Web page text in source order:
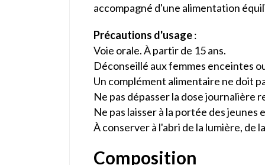
accompagné d'une alimentation
Précautions d'usage:
Voie orale. À partir de 15 ans.
Déconseillé aux femmes enceintes
Un complément alimentaire ne doit
Ne pas dépasser la dose journalière
Ne pas laisser à la portée des jeunes
À conserver à l'abri de la lumière, de
Composition